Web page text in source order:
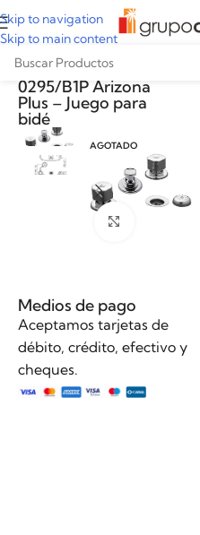
Skip to navigation
Skip to main content
Griferia FV
0295/B1P Arizona
Plus – Juego para
bidé
AGOTADO
Clickee
Medios de pago
Aceptamos tarjetas de
débito, crédito, efectivo y
cheques.